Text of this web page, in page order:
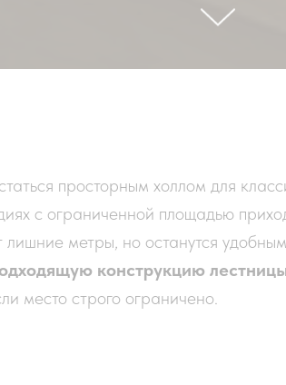
просторным холлом для
с ограниченной площадью
лишние метры, но останутся
конструкцию
место строго ограничено.